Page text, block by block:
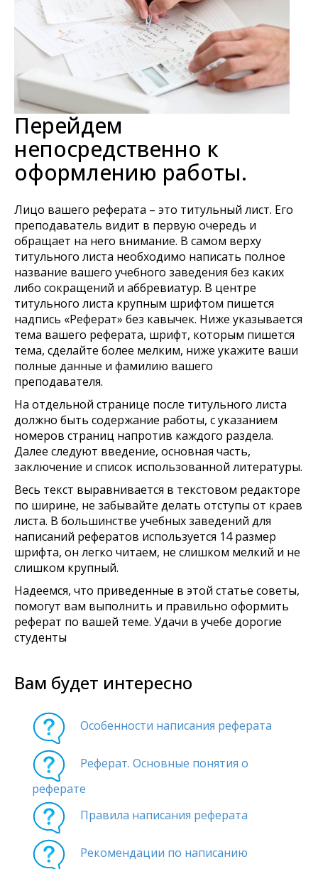
Перейдем
непосредственно к
оформлению работы.
Лицо вашего реферата – это титульный лист. Его
преподаватель видит в первую очередь и
обращает на него внимание. В самом верху
титульного листа необходимо написать полное
название вашего учебного заведения без каких
либо сокращений и аббревиатур. В центре
титульного листа крупным шрифтом пишется
надпись «Реферат» без кавычек. Ниже указывается
тема вашего реферата, шрифт, которым пишется
тема, сделайте более мелким, ниже укажите ваши
полные данные и фамилию вашего
преподавателя.
На отдельной странице после титульного листа
должно быть содержание работы, с указанием
номеров страниц напротив каждого раздела.
Далее следуют введение, основная часть,
заключение и список использованной литературы.
Весь текст выравнивается в текстовом редакторе
по ширине, не забывайте делать отступы от краев
листа. В большинстве учебных заведений для
написаний рефератов используется 14 размер
шрифта, он легко читаем, не слишком мелкий и не
слишком крупный.
Надеемся, что приведенные в этой статье советы,
помогут вам выполнить и правильно оформить
реферат по вашей теме. Удачи в учебе дорогие
студенты
Вам будет интересно
Особенности написания реферата
Реферат. Основные понятия о
реферате
Правила написания реферата
Рекомендации по написанию